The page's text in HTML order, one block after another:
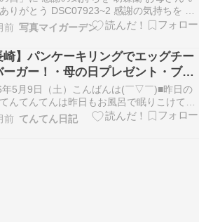
りがとう DSC07923~2 感謝の気持ちを 胡
籠めて DSC07892.jpg 見目麗しく 艶やか
DSC07903.jpg「コチョウラン Phalaenopsis
」 単子葉類 monoc…
前 写真マイガーデン
崎】パンケーキリングでエッグチー
ーガー！・母の日プレゼント・ブイ
ム失敗の一日
年5月9日（土）こんばんは(￣▽￣)■昨日の
んてんてんは昨日もお風呂で眠りこけてい
。「てんてん ご飯！」と言うと、やってき
た。プチトマトを１個食べた後、お口を拭い
前 てんてん日記